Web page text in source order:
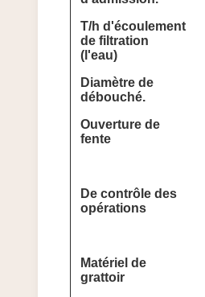
T/h d'écoulement
de filtration
(l'eau)
Diamètre de
débouché.
Ouverture de
fente
De contrôle des
opérations
Matériel de
grattoir